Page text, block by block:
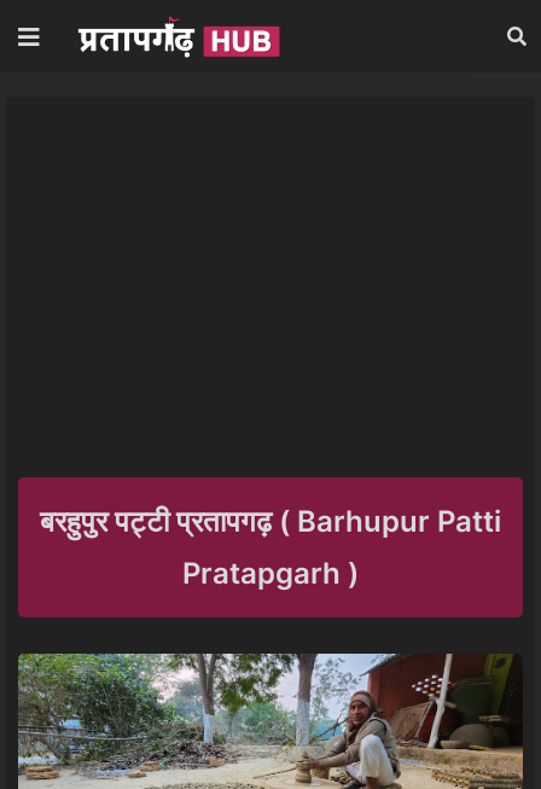
बरहुपुर पट्टी प्रतापगढ़ ( Barhupur Patti
Pratapgarh )